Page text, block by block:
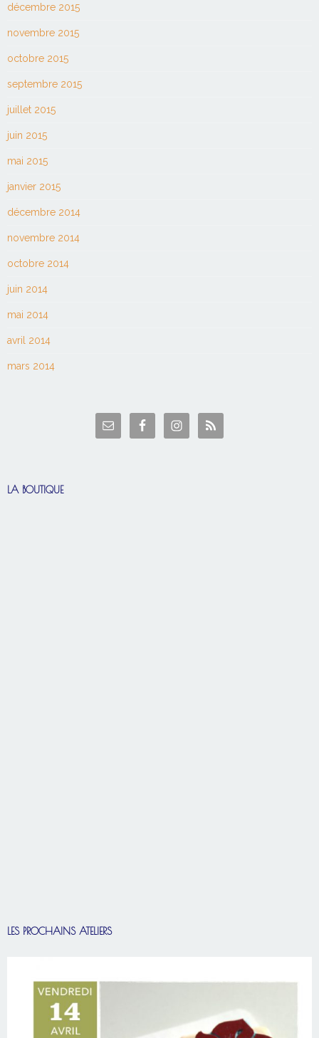
décembre 2015
novembre 2015
octobre 2015
septembre 2015
juillet 2015
juin 2015
mai 2015
janvier 2015
décembre 2014
novembre 2014
octobre 2014
juin 2014
mai 2014
avril 2014
mars 2014
LA BOUTIQUE
LES PROCHAINS ATELIERS